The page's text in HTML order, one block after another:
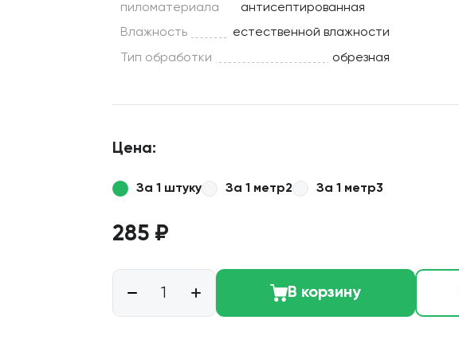
пиломатериала
антисептированная
Влажность
естественной влажности
Тип обработки
обрезная
Цена:
За 1 штуку За 1 метр2 За 1 метр3
285 ₽
В корзину